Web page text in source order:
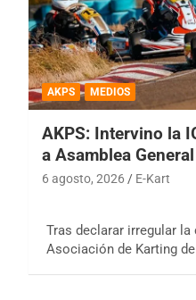
AKPS MEDIOS
AKPS: Intervino la
a Asamblea
6 agosto, 2026 E-Kart
Tras declarar irregular
Asociación de Karting